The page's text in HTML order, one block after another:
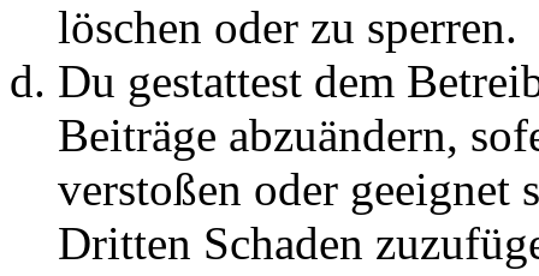
löschen oder zu sperren.
Du gestattest dem
Beiträge abzuändern,
verstoßen oder geeignet
Dritten Schaden